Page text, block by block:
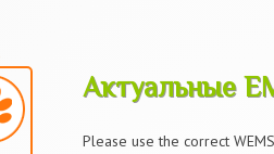
Актуальные
Актуальные
Please use the correct